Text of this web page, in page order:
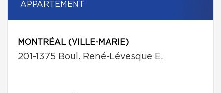
APPARTEMENT
MONTRÉAL (VILLE-MARIE)
201-1375 Boul. René-Lévesque E.